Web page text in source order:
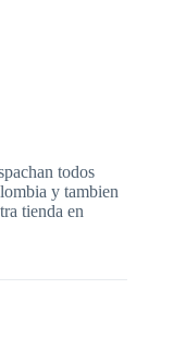
todos
y tambien
tienda en